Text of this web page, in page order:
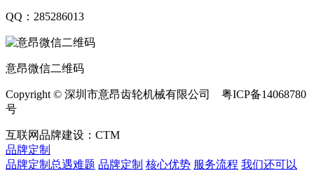
QQ：285286013
意昂微信二维码
Copyright © 深圳市意昂齿轮机械有限公司 粤ICP备14068780
号
互联网品牌建设：CTM
品牌定制
品牌定制总遇难题 品牌定制 核心优势 服务流程 我们还可以